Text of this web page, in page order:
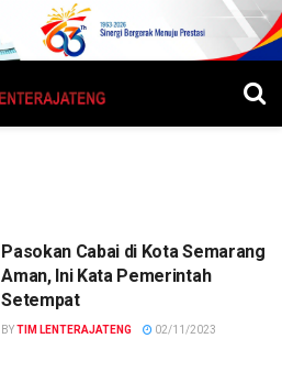
Pasokan Cabai di Kota Semarang
Aman, Ini Kata Pemerintah
Setempat
BYTIM LENTERAJATENG 02/11/2023